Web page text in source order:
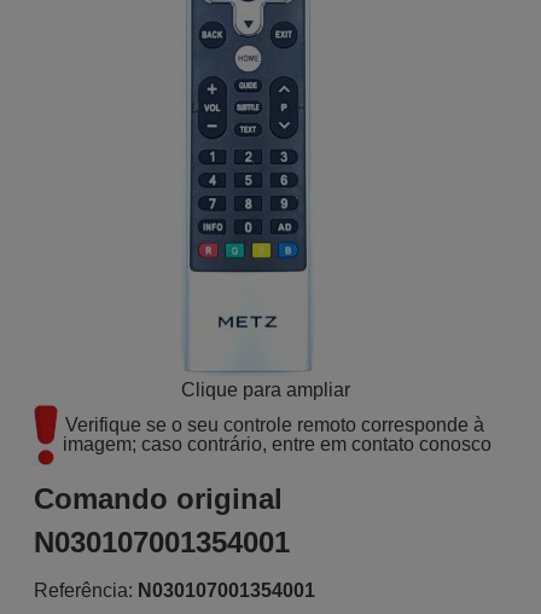
Clique para ampliar
Verifique se o seu controle remoto corresponde à
imagem; caso contrário, entre em contato conosco
Comando original
N030107001354001
Referência: N030107001354001